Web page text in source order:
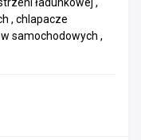
, chlapacze
samochodowych ,